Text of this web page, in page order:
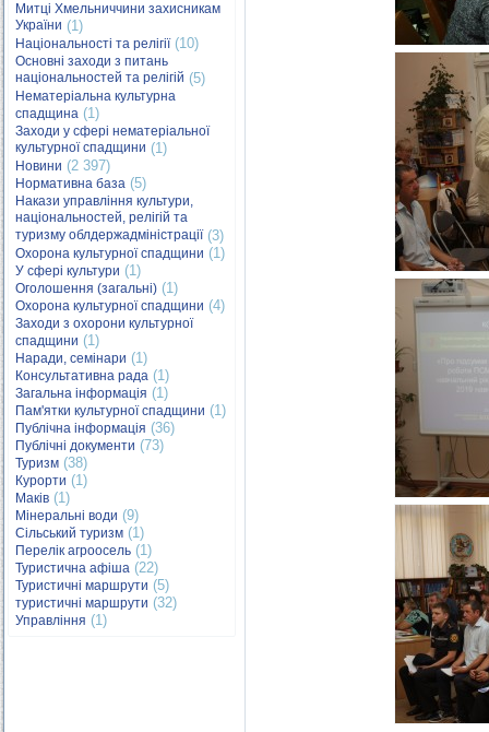
Митці Хмельниччини захисникам
України (1)
Національності та релігії(10)
Основні заходи з питань
національностей та релігій (5)
Нематеріальна культурна
спадщина (1)
Заходи у сфері нематеріальної
культурної спадщини (1)
Новини (2 397)
Нормативна база (5)
Накази управління культури,
національностей, релігій та
туризму облдержадміністрації(3)
Охорона культурної спадщини (1)
У сфері культури (1)
Оголошення (загальні) (1)
Охорона культурної спадщини (4)
Заходи з охорони культурної
спадщини (1)
Наради, семінари (1)
Консультативна рада (1)
Загальна інформація (1)
Пам'ятки культурної спадщини (1)
Публічна інформація (36)
Публічні документи (73)
Туризм (38)
Курорти (1)
Маків (1)
Мінеральні води (9)
Сільський туризм (1)
Перелік агроосель (1)
Туристична афіша (22)
Туристичні маршрути (5)
туристичні маршрути (32)
Управління (1)